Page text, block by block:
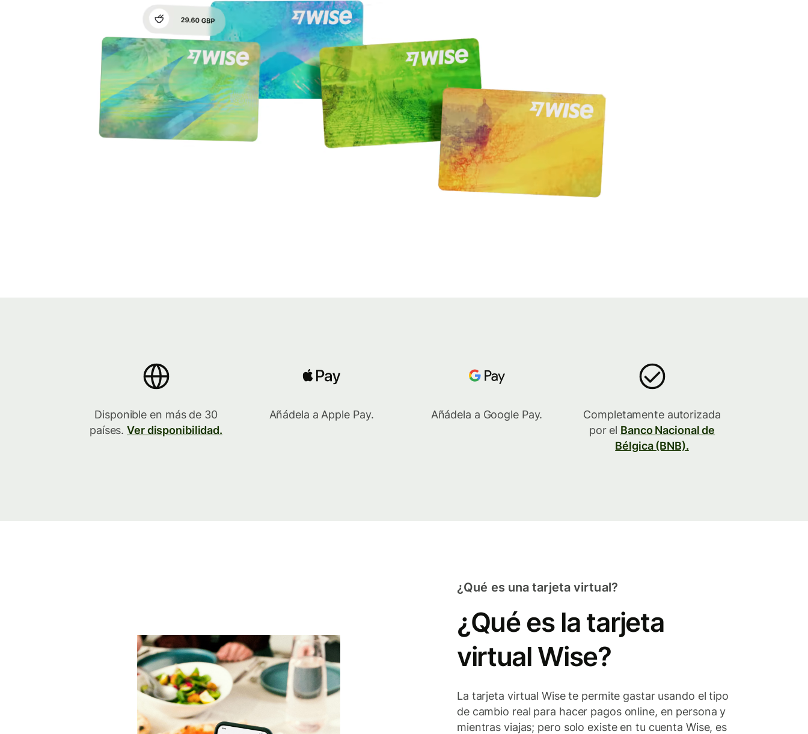
Disponible en más de 30
países.Ver disponibilidad.
Añádela a Apple Pay. Añádela a Google Pay.
Completamente autorizada
por el Banco Nacional de
Bélgica (BNB).
¿Qué es la tarjeta
virtual Wise?
¿Qué es una tarjeta virtual?
La tarjeta virtual Wise te permite gastar usando el tipo
de cambio real para hacer pagos online, en persona y
mientras viajas; pero solo existe en tu cuenta Wise, es